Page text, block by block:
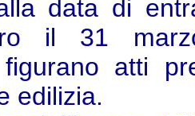
data di
il 31
figurano atti
edilizia.